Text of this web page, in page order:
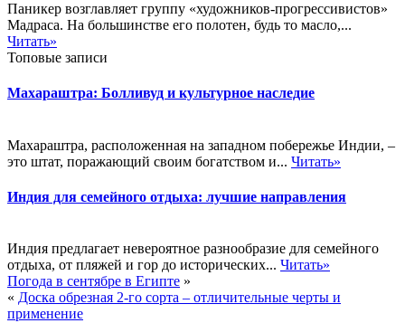
Паникер возглавляет группу «художников-прогрессивистов»
Мадраса. На большинстве его полотен, будь то масло,...
Читать»
Топовые записи
Махараштра: Болливуд и культурное наследие
Махараштра, расположенная на западном побережье Индии, –
это штат, поражающий своим богатством и... Читать»
Индия для семейного отдыха: лучшие направления
Индия предлагает невероятное разнообразие для семейного
отдыха, от пляжей и гор до исторических... Читать»
Погода в сентябре в Египте »
« Доска обрезная 2-го сорта – отличительные черты и
применение